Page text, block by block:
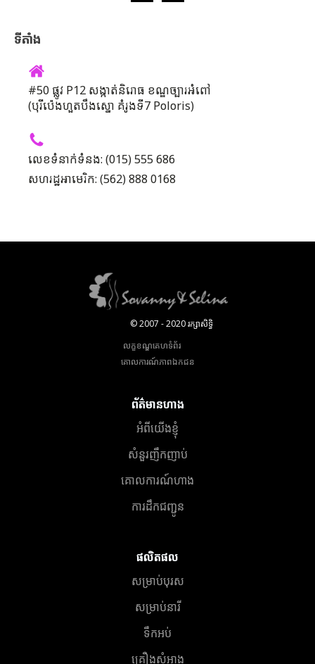
ទីតាំង
#50 ផ្លូវ P12 សង្កាត់និរោធ ខណ្ឌច្បារអំពៅ
(បុរីប៉េងហួតបឹងស្នោ គំរូងទី7 Poloris)
លេខទំនាក់ទំនង: (015) 555 686
សហរដ្ឋអាមេរិក: (562) 888 0168
© 2007 - 2020 រក្សាសិទ្ធិ
លក្ខខណ្ឌគេហទំព័រ
គោលការណ៍​ភាព​ឯកជន
ព័ត៌មានហាង
អំពីយើងខ្ញុំ
សំនួរញឹកញាប់
គោលការណ៍ហាង
ការដឹកជញ្ជូន
ផលិតផល
សម្រាប់បុរស
សម្រាប់នារី
ទឹកអប់
គ្រឿងសំអាង